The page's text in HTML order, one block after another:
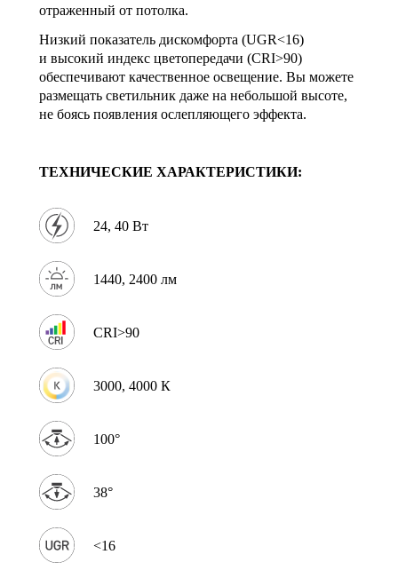
отраженный от потолка.
Низкий показатель дискомфорта (UGR<16)
и высокий индекс цветопередачи (CRI>90)
обеспечивают качественное освещение. Вы можете
размещать светильник даже на небольшой высоте,
не боясь появления ослепляющего эффекта.
ТЕХНИЧЕСКИЕ ХАРАКТЕРИСТИКИ:
24, 40 Вт
1440, 2400 лм
CRI>90
3000, 4000 К
100°
38°
<16